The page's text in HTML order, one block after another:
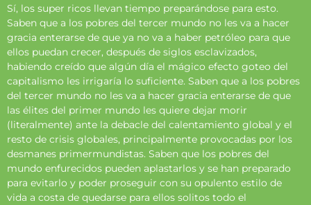
Sí, los super ricos llevan tiempo preparándose para esto.
Saben que a los pobres del tercer mundo no les va a hacer
gracia enterarse de que ya no va a haber petróleo para que
ellos puedan crecer, después de siglos esclavizados,
habiendo creído que algún día el mágico efecto goteo del
capitalismo les irrigaría lo suficiente. Saben que a los pobres
del tercer mundo no les va a hacer gracia enterarse de que
las élites del primer mundo les quiere dejar morir
(literalmente) ante la debacle del calentamiento global y el
resto de crisis globales, principalmente provocadas por los
desmanes primermundistas. Saben que los pobres del
mundo enfurecidos pueden aplastarlos y se han preparado
para evitarlo y poder proseguir con su opulento estilo de
vida a costa de quedarse para ellos solitos todo el